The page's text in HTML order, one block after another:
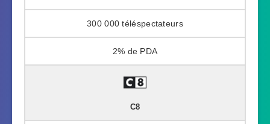
300 000
2%
C8